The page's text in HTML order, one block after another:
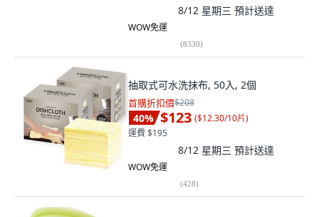
8/12 星期三 預計送達
WOW免運
(8330)
抽取式可水洗抹布, 50入, 2個
首購折扣價$208
40% $123 ($12.30/10片)
運費 $195
8/12 星期三 預計送達
WOW免運
(428)